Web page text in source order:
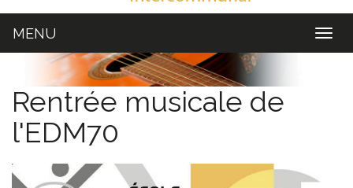
MENU
Rentrée musicale de
l'EDM70